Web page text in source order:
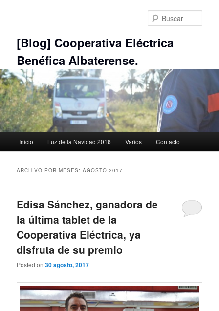
[Blog] Cooperativa Eléctrica
Benéfica Albaterense.
principal
Inicio Luz de la Navidad 2016 Varios Contacto
ARCHIVO POR MESES:AGOSTO 2017
Edisa Sánchez, ganadora de
la última tablet de la
Cooperativa Eléctrica, ya
disfruta de su premio
Posted on30 agosto, 2017